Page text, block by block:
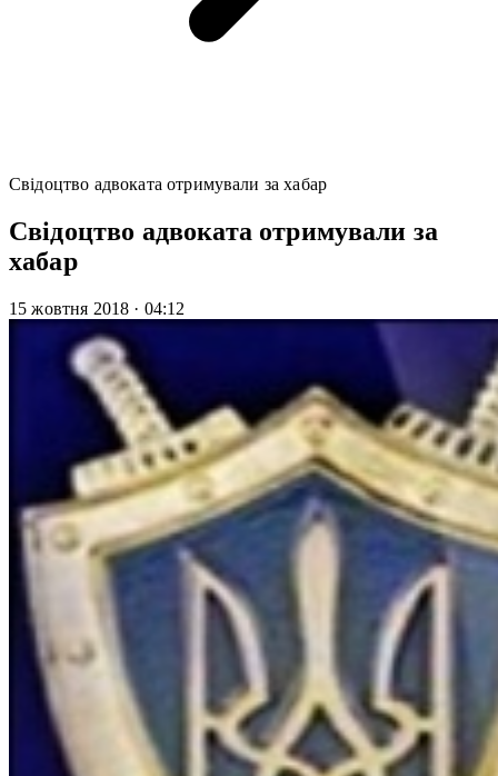
Свідоцтво адвоката отримували за хабар
Свідоцтво адвоката отримували за
хабар
15 жовтня 2018 · 04:12